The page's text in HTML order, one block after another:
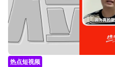
热点短视频